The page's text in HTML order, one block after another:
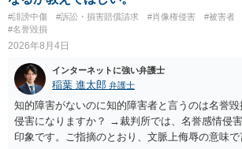
#誹謗中傷 #訴訟・損害賠償請求 #肖像権侵害 #被害者
#名誉毀損
2026年8月4日
インターネットに強い弁護士
稲葉 進太郎 弁護士
知的障害がないのに知的障害者と言うのは名誉
侵害になりますか？ →裁判所では、名誉感情侵
印象です。ご指摘のとおり、文脈上侮辱の意味